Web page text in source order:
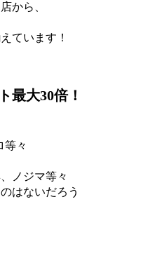
から、
ています！
最大30倍！
等々
ノジマ等々
はないだろう